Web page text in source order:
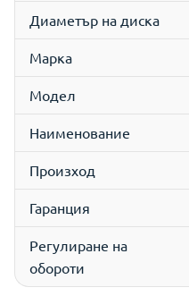
Диаметър на диска
Марка
Модел
Наименование
Произход
Гаранция
Регулиране на
обороти